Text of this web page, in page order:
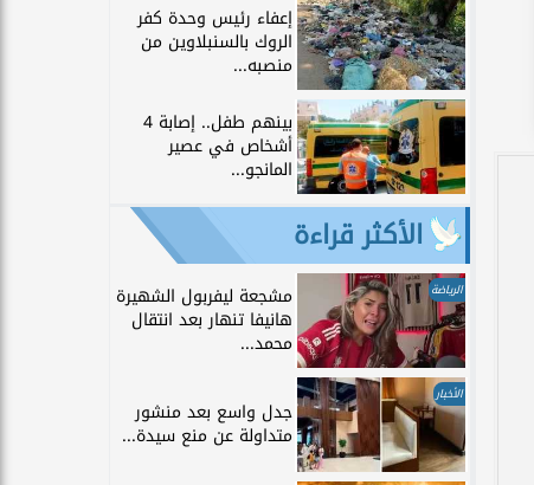
إعفاء رئيس وحدة كفر
الروك بالسنبلاوين من
منصبه...
بينهم طفل.. إصابة 4
أشخاص في عصير
المانجو...
الأكثر قراءة
الرياضة مشجعة ليفربول الشهيرة
هانيفا تنهار بعد انتقال
محمد...
الأخبار
جدل واسع بعد منشور
متداولة عن منع سيدة...